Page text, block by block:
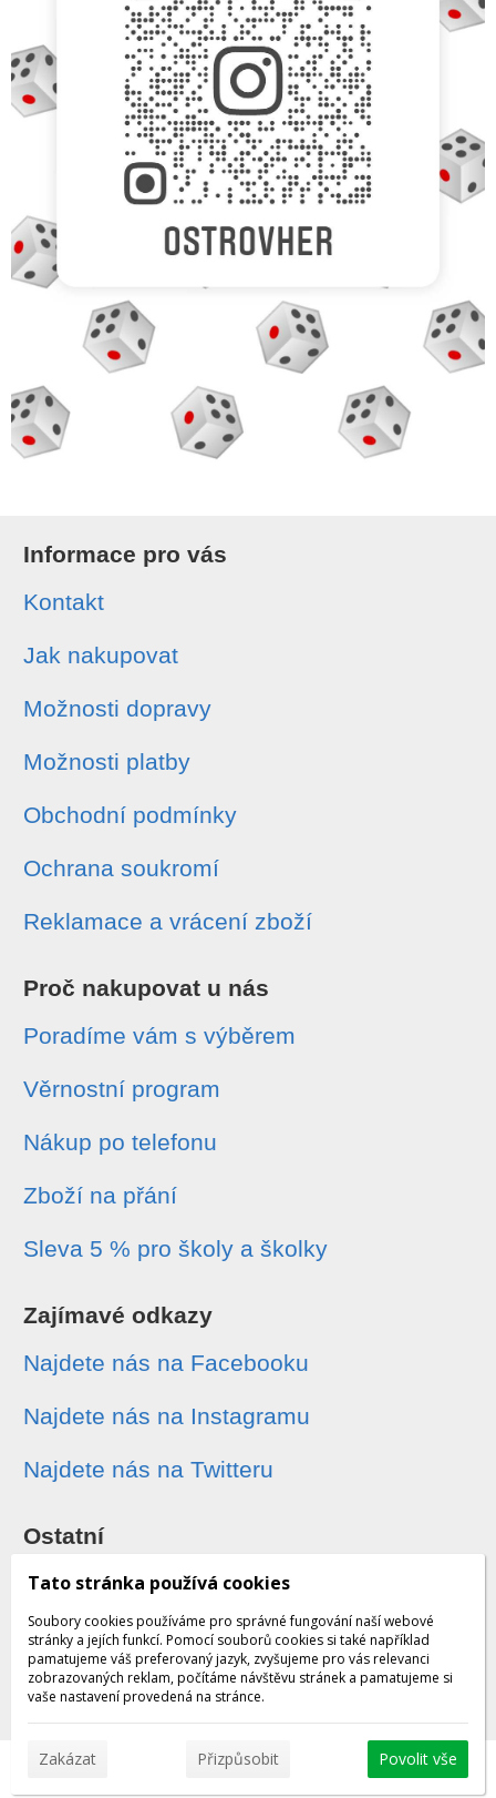
Informace pro vás
Kontakt
Jak nakupovat
Možnosti dopravy
Možnosti platby
Obchodní podmínky
Ochrana soukromí
Reklamace a vrácení zboží
Proč nakupovat u nás
Poradíme vám s výběrem
Věrnostní program
Nákup po telefonu
Zboží na přání
Sleva 5 % pro školy a školky
Zajímavé odkazy
Najdete nás na Facebooku
Najdete nás na Instagramu
Najdete nás na Twitteru
Ostatní
Sledování zásilek
Dárkové poukazy
Obchodní podmínky - archiv
www.wexbo.com |Přihlásit
Tato stránka používá cookies
Soubory cookies používáme pro správné fungování naší webové
stránky a jejích funkcí. Pomocí souborů cookies si také například
pamatujeme váš preferovaný jazyk, zvyšujeme pro vás relevanci
zobrazovaných reklam, počítáme návštěvu stránek a pamatujeme si
vaše nastavení provedená na stránce.
Zakázat Přizpůsobit Povolit vše